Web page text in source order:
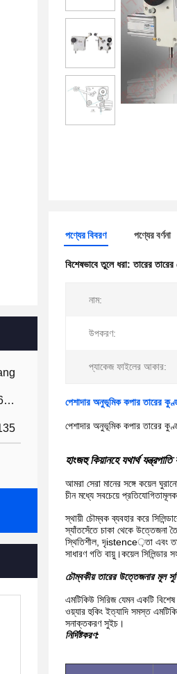
86-571-18958064130
পণ্যের বিবরণ পণ্যের বর্ণনা
বিশেষভাবে তুলে ধরা:তারের তারের
নাম:
উপকরণ:
প্যাকেজ ফাইলের আকার:
পেশাদার অনুভূমিক কপার তারের
পেশাদার অনুভূমিক কপার তারের
হাংজহু কিয়ানহে যথার্থ
আমরা সেরা মানের সঙ্গে কয়েল
চীন মধ্যে সবচেয়ে
স্থায়ী চৌম্বক ব্যবহার করে
স্যাঁতসেঁতে চাকা থেকে উত্তেজনা
স্থিতিশীল, দৃistence়তা এবং
সাধারণ গতি বায়ু।কয়েল সিলিন্ডার
চৌম্বকীয় তারের উত্তেজনার মূল
এমটিকিউ সিরিজ যেমন একটি
ওয়্যার হুকিং ইত্যাদি সমস্ত
সনাক্তকরণ সুইচ।
নির্দিষ্টকরণ: